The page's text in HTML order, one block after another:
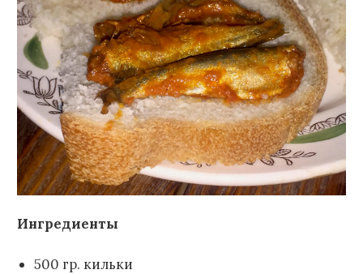
Ингредиенты
500 гр. кильки